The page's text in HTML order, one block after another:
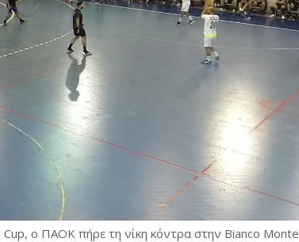
ο ΠΑΟΚ πήρε τη νίκη κόντρα στην Bianco Monte